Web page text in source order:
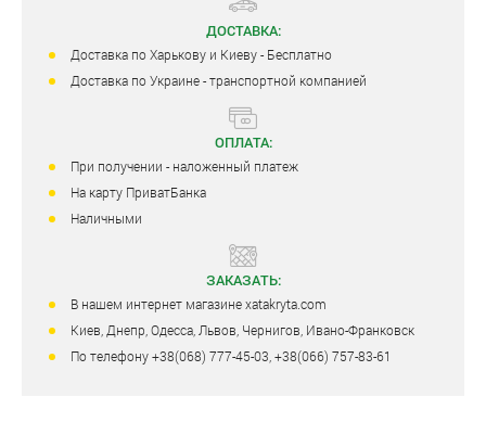
ДОСТАВКА:
Доставка по Харькову и Киеву - Бесплатно
Доставка по Украине - транспортной компанией
ОПЛАТА:
При получении - наложенный платеж
На карту ПриватБанка
Наличными
ЗАКАЗАТЬ:
В нашем интернет магазине xatakryta.com
Киев, Днепр, Одесса, Львов, Чернигов, Ивано-Франковск
По телефону +38(068) 777-45-03, +38(066) 757-83-61